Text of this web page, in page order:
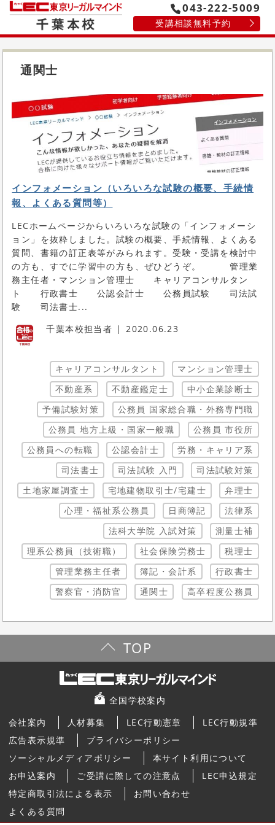
043-222-5009
受講相談無料予約
通関士
インフォメーション（いろいろな試験の概要、手続情
報、よくある質問等）
LECホームページからいろいろな試験の「インフォメーシ
ョン」を抜粋しました。試験の概要、手続情報、よくある
質問、書籍の訂正表等がみられます。受験・受講を検討中
の方も、すでに学習中の方も、ぜひどうぞ。 管理業
務主任者・マンション管理士 キャリアコンサルタン
ト 行政書士 公認会計士 公務員試験 司法試
験 司法書士...
千葉本校担当者
2020.06.23
キャリアコンサルタント
マンション管理士
不動産系
不動産鑑定士
中小企業診断士
予備試験対策
公務員 国家総合職・外務専門職
公務員 地方上級・国家一般職
公務員 市役所
公務員への転職
公認会計士
労務・キャリア系
司法書士
司法試験 入門
司法試験対策
土地家屋調査士
宅地建物取引士/宅建士
弁理士
心理・福祉系公務員
日商簿記
法律系
法科大学院 入試対策
測量士補
理系公務員（技術職）
社会保険労務士
税理士
管理業務主任者
簿記・会計系
行政書士
警察官・消防官
通関士 高卒程度公務員
TOP
全国学校案内
会社案内
人材募集 LEC行動憲章
LEC行動規準
広告表示規準
プライバシーポリシー
ソーシャルメディアポリシー
本サイト利用について
お申込案内
ご受講に際しての注意点
LEC申込規定
特定商取引法による表示
お問い合わせ
よくある質問